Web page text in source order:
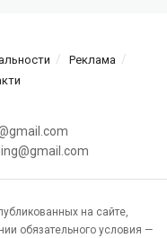
Реклама
на сайте,
обязательного условия —